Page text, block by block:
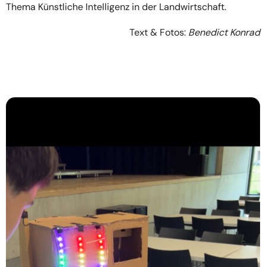
Thema Künstliche Intelligenz in der Landwirtschaft.
Text & Fotos: Benedict Konrad